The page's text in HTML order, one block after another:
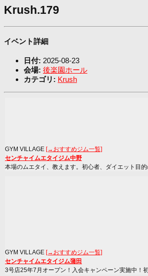
Krush.179
イベント詳細
日付: 2025-08-23
会場: 後楽園ホール
カテゴリ: Krush
GYM VILLAGE [→おすすめジム一覧]
センチャイムエタイジム中野
本場のムエタイ、教えます。初心者、ダイエット目
GYM VILLAGE [→おすすめジム一覧]
センチャイムエタイジム蒲田
3号店25年7月オープン！入会キャンペーン実施中！